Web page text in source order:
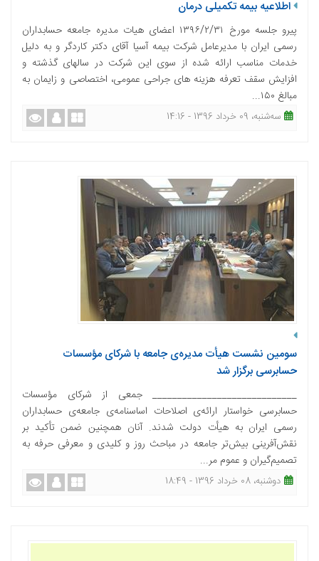
اطلاعیه بیمه تکمیلی درمان
پیرو جلسه مورخ ۱۳۹۶/۲/۳۱ اعضای هیات مدیره جامعه حسابداران
رسمی ایران با مدیرعامل شرکت بیمه آسیا آقای دکتر کاردگر و به دلیل
خدمات مناسب ارائه شده از سوی این شرکت در سال­های گذشته و
افزایش سقف تعرفه هزینه ­های جراحی عمومی، اختصاصی و زایمان به
مبالغ ۱۵۰...
ﺳﻪشنبه، 09 خرداد 1396 - 14:16
سومین نشست هیأت مدیره‌ی جامعه با شرکای مؤسسات
حسابرسی برگزار شد
_____________________________ جمعی از شرکای مؤسسات
حسابرسی خواستار ارائه‌ی اصلاحات اساسنامه‌ی جامعه‌ی حسابداران
رسمی ایران به هیأت دولت شدند. آنان همچنین ضمن تأکید بر
نقش‌آفرینی بیش‌تر جامعه در مباحث روز و کلیدی و معرفی حرفه به
تصمیم‌گیران و عموم مر...
دوشنبه، 08 خرداد 1396 - 18:49